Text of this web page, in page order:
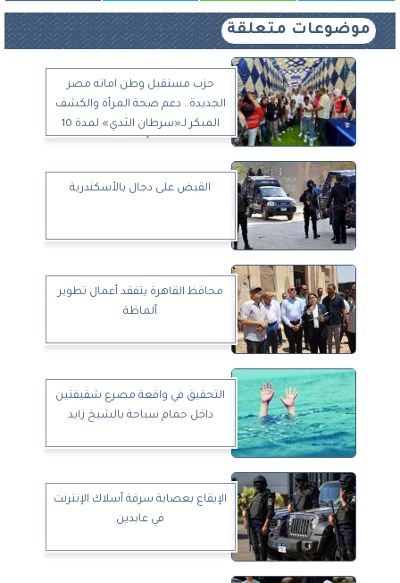
موضوعات متعلقة
حزب مستقبل وطن امانه مصر
الجديدة.. دعم صحة المرأة والكشف
المبكر لـ«سرطان الثدي» لمدة 10
القبض على دجال بالأسكندرية
محافظ القاهرة يتفقد أعمال تطوير
ألماظة
التحقيق في واقعة مصرع شقيقتين
داخل حمام سباحة بالشيخ زايد
الإيقاع بعصابة سرقة أسلاك الإنترنت
في عابدين